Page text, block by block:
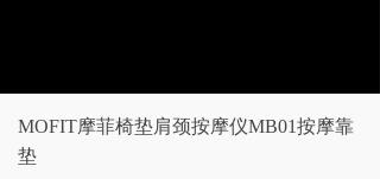
MOFIT摩菲椅垫肩颈按摩仪MB01按摩靠
垫